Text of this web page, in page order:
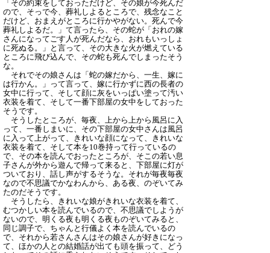
「その約束をしておっただけど、その娘が今死んだ
ので、そっで今、葬礼しよるところで、残念なこと
だけど、おまえがところに行かやがない。死んで今
葬礼しよるだ。」て言ったら、その蛇が「おれの嫁
さんになってごす人が死んだなら、おれもいっしょ
に死ぬる。」と言って、その大きな火が燃えている
ところに飛び込んで、その蛇も死んでしまったそう
な。
それでその娘さんは「蛇の嫁だから、一生、嫁に
は行かん。」って言って、嫁に行かずに西の長者の
女中に行って、そして顔に灰をいっぱい塗って汚い
衣装を着て、そして一番下部屋の女中をしておった
そうです。
そうしたところが、毎夜、上から上から風呂に入
って、一番しまいに、その下部屋の女中さんは風呂
に入って上がって、きれいな顔になって、きれいな
衣装を着て、そして本を10巻持って行っているの
で、その本を読んでおったところが、そこの若い息
子さんが外から遊んで帰って来ると、下部屋に灯が
ついており、話し声がするそうな。それが毎夜毎夜
なので不思議でかなわんから、ある夜、のぞいてみ
たのだそうです。
そうしたら、きれいな娘がきれいな衣装を着て、
むつかしい本を読んでいるので、不思議でしようが
ないので、明くる夜も明くる夜ものぞいてみると、
同じ調子で、ちゃんと行儀よく本を読んでいるの
で、それから若さんさんはその娘さんが好きになっ
て、ほかの人との結婚話が出ても頭を振って、どう